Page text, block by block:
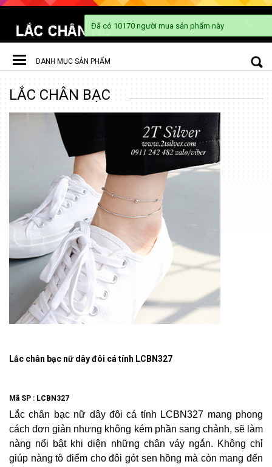
Toggle
navigation
DANH MỤC SẢN PHẨM
LẮC CHÂN BẠC
Lắc chân bạc nữ dây đôi cá tính LCBN327
Mã SP : LCBN327
Lắc chân bạc nữ dây đôi cá tính LCBN327 mang phong
cách đơn giản nhưng không kém phần sang chảnh, sẽ làm
nàng nổi bật khi diện những chân váy ngắn. Không chỉ
giúp nàng tô điểm cho đôi gót sen hồng mà còn mang đến